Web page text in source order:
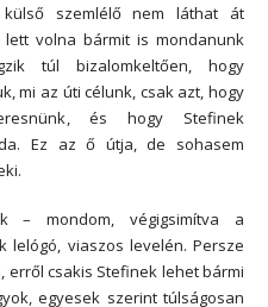
szemlélő nem láthat át
volna bármit is mondanunk
túl bizalomkeltően, hogy
mi az úti célunk, csak azt, hogy
és hogy Stefinek
Ez az ő útja, de sohasem
– mondom, végigsimítva a
lelógó, viaszos levelén. Persze
erről csakis Stefinek lehet bármi
egyesek szerint túlságosan